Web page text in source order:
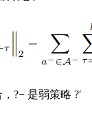
?− 是弱策略 ?′